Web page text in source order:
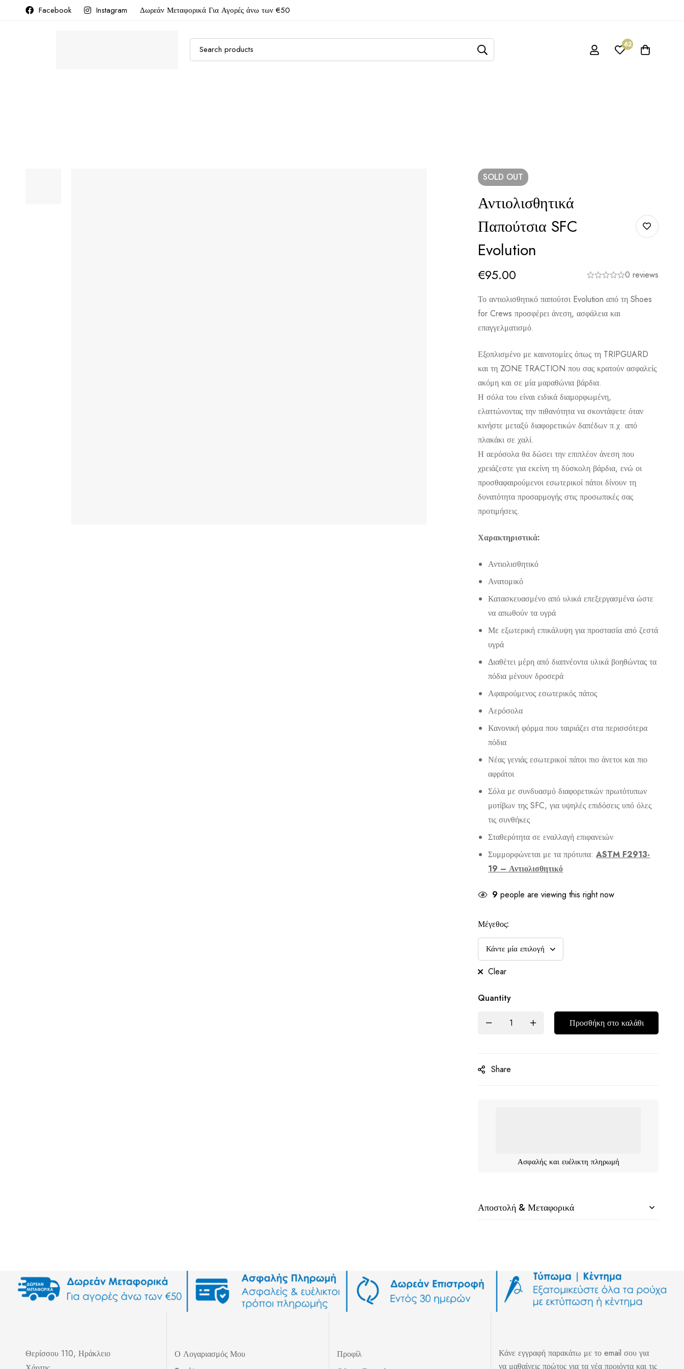
Facebook Instagram Δωρεάν Μεταφορικά Για Αγορές άνω των €50
62
SOLD OUT
Αντιολισθητικά
Παπούτσια SFC
Evolution
€95.00 0 reviews
Το αντιολισθητικό παπούτσι Evolution από τη Shoes
for Crews προσφέρει άνεση, ασφάλεια και
επαγγελματισμό.
Εξοπλισμένο με καινοτομίες όπως τη TRIPGUARD
και τη ZONE TRACTION που σας κρατούν ασφαλείς
ακόμη και σε μία μαραθώνια βάρδια.
Η σόλα του είναι ειδικά διαμορφωμένη,
ελαττώνοντας την πιθανότητα να σκοντάψετε όταν
κινήστε μεταξύ διαφορετικών δαπέδων π.χ. από
πλακάκι σε χαλί.
Η αερόσολα θα δώσει την επιπλέον άνεση που
χρειάζεστε για εκείνη τη δύσκολη βάρδια, ενώ οι
προσθαφαιρούμενοι εσωτερικοί πάτοι δίνουν τη
δυνατότητα προσαρμογής στις προσωπικές σας
προτιμήσεις.
Χαρακτηριστικά:
Αντιολισθητικό
Ανατομικό
Κατασκευασμένο από υλικά επεξεργασμένα ώστε
να απωθούν τα υγρά
Με εξωτερική επικάλυψη για προστασία από ζεστά
υγρά
Διαθέτει μέρη από διαπνέοντα υλικά βοηθώντας τα
πόδια μένουν δροσερά
Αφαιρούμενος εσωτερικός πάτος
Αερόσολα
Κανονική φόρμα που ταιριάζει στα περισσότερα
πόδια
Νέας γενιάς εσωτερικοί πάτοι πιο άνετοι και πιο
αφράτοι
Σόλα με συνδυασμό διαφορετικών πρωτότυπων
μοτίβων της SFC, για υψηλές επιδόσεις υπό όλες
τις συνθήκες
Σταθερότητα σε εναλλαγή επιφανειών
Συμμορφώνεται με τα πρότυπα:ASTM F2913-
19 – Αντιολισθητικό
9 people are viewing this right now
Μέγεθος:
Clear
Quantity
Προσθήκη στο καλάθι
Share
Ασφαλής και ευέλικτη πληρωμή
Αποστολή & Μεταφορικά
Θερίσσου 110, Ηράκλειο
Ο Λογαριασμός Μου
Προφίλ
Κάνε εγγραφή παρακάτω με το email σου για
να μαθαίνεις πρώτος για τα νέα προιόντα και τις